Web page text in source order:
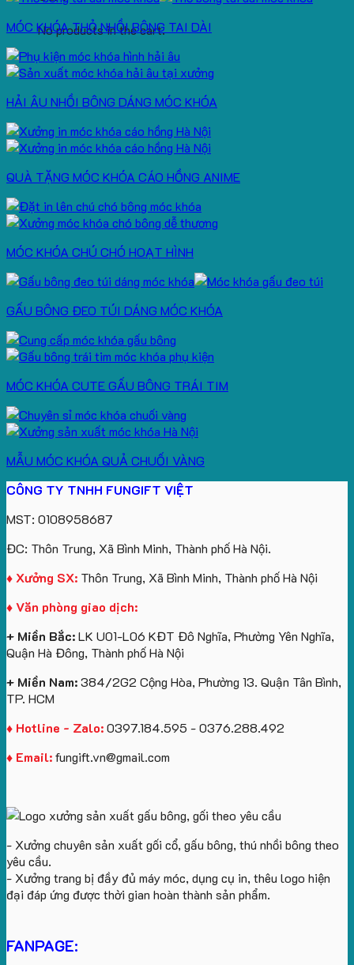
No products in the cart.
MÓC KHÓA THỎ NHỒI BÔNG TAI DÀI
HẢI ÂU NHỒI BÔNG DÁNG MÓC KHÓA
QUÀ TẶNG MÓC KHÓA CÁO HỒNG ANIME
MÓC KHÓA CHÚ CHÓ HOẠT HÌNH
GẤU BÔNG ĐEO TÚI DÁNG MÓC KHÓA
MÓC KHÓA CUTE GẤU BÔNG TRÁI TIM
MẪU MÓC KHÓA QUẢ CHUỐI VÀNG
CÔNG TY TNHH FUNGIFT VIỆT
MST: 0108958687
ĐC: Thôn Trung, Xã Bình Minh, Thành phố Hà Nội.
♦ Xưởng SX: Thôn Trung, Xã Bình Minh, Thành phố Hà Nội
♦ Văn phòng giao dịch:
+ Miền Bắc:LK U01-L06 KĐT Đô Nghĩa, Phường Yên Nghĩa,
Quận Hà Đông, Thành phố Hà Nội
+ Miền Nam:384/2G2 Cộng Hòa, Phường 13. Quận Tân Bình,
TP. HCM
♦ Hotline - Zalo:0397.184.595 - 0376.288.492
♦ Email:fungift.vn@gmail.com
- Xưởng chuyên sản xuất gối cổ, gấu bông, thú nhồi bông theo
yêu cầu.
- Xưởng trang bị đầy đủ máy móc, dụng cụ in, thêu logo hiện
đại đáp ứng được thời gian hoàn thành sản phẩm.
FANPAGE: